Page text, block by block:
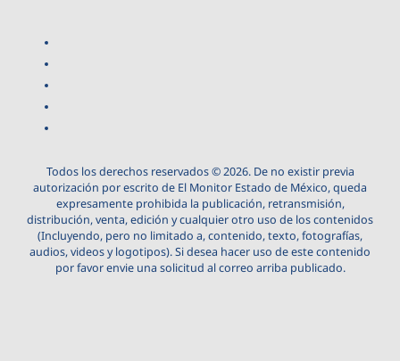
Todos los derechos reservados © 2026. De no existir previa
autorización por escrito de El Monitor Estado de México, queda
expresamente prohibida la publicación, retransmisión,
distribución, venta, edición y cualquier otro uso de los contenidos
(Incluyendo, pero no limitado a, contenido, texto, fotografías,
audios, videos y logotipos). Si desea hacer uso de este contenido
por favor envie una solicitud al correo arriba publicado.